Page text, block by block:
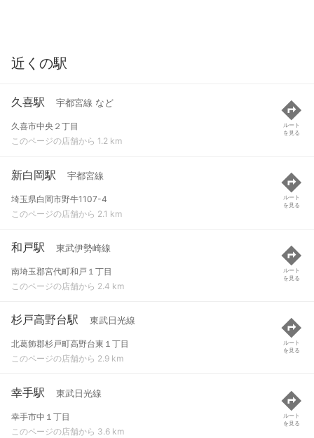
近くの駅
久喜駅 宇都宮線 など
久喜市中央２丁目
このページの店舗から 1.2 km
ルート
を見る
新白岡駅 宇都宮線
埼玉県白岡市野牛1107-4
このページの店舗から 2.1 km
ルート
を見る
和戸駅 東武伊勢崎線
南埼玉郡宮代町和戸１丁目
このページの店舗から 2.4 km
ルート
を見る
杉戸高野台駅 東武日光線
北葛飾郡杉戸町高野台東１丁目
このページの店舗から 2.9 km
ルート
を見る
幸手駅 東武日光線
幸手市中１丁目
このページの店舗から 3.6 km
ルート
を見る